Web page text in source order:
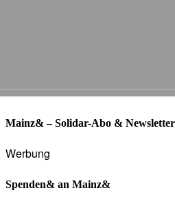
Mainz& – Solidar-Abo & Newsletter
Werbung
Spenden& an Mainz&